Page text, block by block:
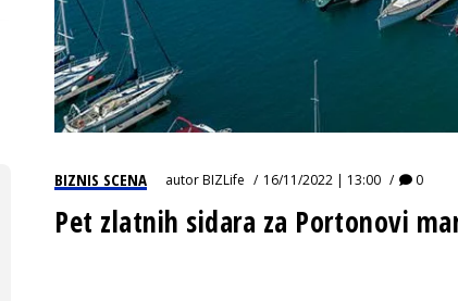
BIZNIS SCENA autorBIZLife 16/11/2022 | 13:00 0
Pet zlatnih sidara za Portonovi